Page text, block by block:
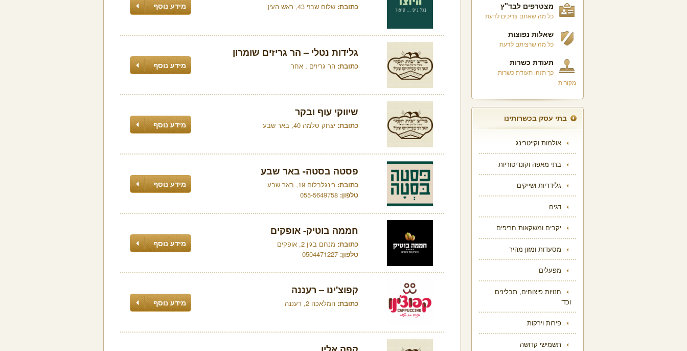
מצטרפים לבד"ץ
כל מה שאתם צריכים לדעת
שאלות נפוצות
כל מה שרציתם לדעת
תעודת כשרות
כך תזהו תעודת כשרות
מקורית
בתי עסק בכשרותינו
אולמות וקייטרינג
בתי מאפה וקונדיטוריות
גלידריות ושייקים
דגים
יקבים ומשקאות חריפים
מסעדות ומזון מהיר
מפעלים
חנויות פיצוחים, תבלינים
וכד'
פירות וירקות
תשמישי קדושה
כתובת: שלום שבזי 43, ראש העין מידע נוסף
גלידות נטלי – הר גריזים שומרון
כתובת: הר גריזים , אחר מידע נוסף
שיווקי עוף ובקר
כתובת: יצחק סלמה 40, באר שבע מידע נוסף
פסטה בסטה- באר שבע
כתובת: רינגלבלום 19, באר שבע
טלפון: 055-5649758
מידע נוסף
חממה בוטיק- אופקים
כתובת: מנחם בגין 2, אופקים
טלפון: 0504471227
מידע נוסף
קפוצ'ינו – רעננה
כתובת: המלאכה 2, רעננה מידע נוסף